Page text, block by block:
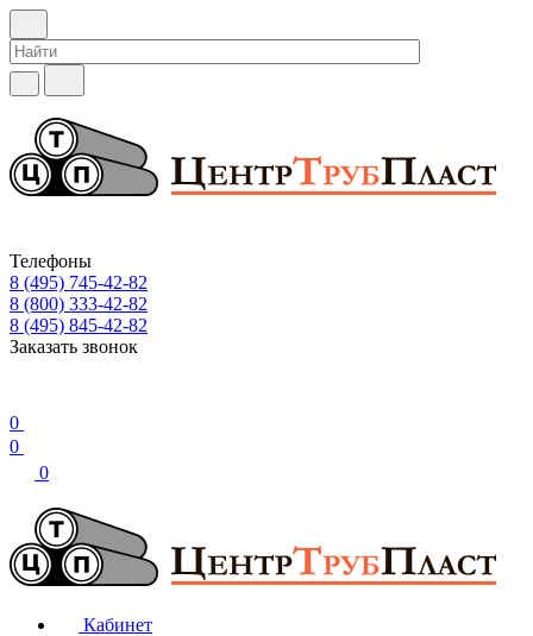
Телефоны
8 (495) 745-42-82
8 (800) 333-42-82
8 (495) 845-42-82
Заказать звонок
0
0
0
Кабинет